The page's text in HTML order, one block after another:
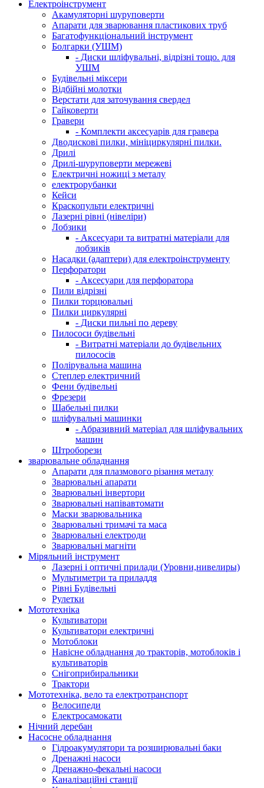
Електроінструмент
Акамуляторні шуруповерти
Апарати для зварювання пластикових труб
Багатофункціональний інструмент
Болгарки (УШМ)
- Диски шліфувальні, відрізні тощо. для
УШМ
Будівельні міксери
Відбійні молотки
Верстати для заточування свердел
Гайковерти
Гравери
- Комплекти аксесуарів для гравера
Дводискові пилки, мініциркулярні пилки.
Дрилі
Дрилі-шуруповерти мережеві
Електричні ножиці з металу
електрорубанки
Кейси
Краскопульти електричні
Лазерні рівні (нівеліри)
Лобзики
- Аксесуари та витратні матеріали для
лобзиків
Насадки (адаптери) для електроінструменту
Перфоратори
- Аксесуари для перфоратора
Пили відрізні
Пилки торцювальні
Пилки циркулярні
- Диски пильні по дереву
Пилососи будівельні
- Витратні матеріали до будівельних
пилососів
Полірувальна машина
Степлер електричний
Фени будівельні
Фрезери
Шабельні пилки
шліфувальні машинки
- Абразивний матеріал для шліфувальних
машин
Штроборези
зварювальне обладнання
Апарати для плазмового різання металу
Зварювальні апарати
Зварювальні інвертори
Зварювальні напівавтомати
Маски зварювальника
Зварювальні тримачі та маса
Зварювальні електроди
Зварювальні магніти
Міряльний інструмент
Лазерні і оптичні прилади (Уровни,нивелиры)
Мультиметри та приладдя
Рівні Будівельні
Рулетки
Мототехніка
Культиватори
Культиватори електричні
Мотоблоки
Навісне обладнання до тракторів, мотоблоків і
культиваторів
Снігоприбиральники
Трактори
Мототехніка, вело та електротранспорт
Велосипеди
Електросамокати
Нічний деребан
Насосне обладнання
Гідроакумулятори та розширювальні баки
Дренажні насоси
Дренажно-фекальні насоси
Каналізаційні станції